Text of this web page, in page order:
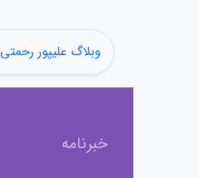
وبلاگ علیپور رحمتی
خبرنامه